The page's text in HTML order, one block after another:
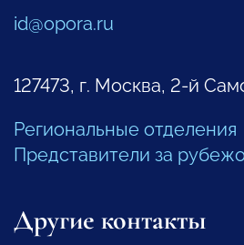
id@opora.ru
127473, г. Москва, 2-й
Региональные отделения
Представители за
Другие контакты